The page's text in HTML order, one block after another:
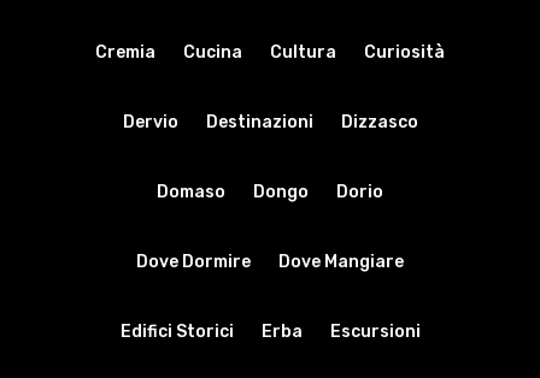
Cremia Cucina Cultura Curiosità
Dervio Destinazioni Dizzasco
Domaso Dongo Dorio
Dove Dormire Dove Mangiare
Edifici Storici Erba Escursioni